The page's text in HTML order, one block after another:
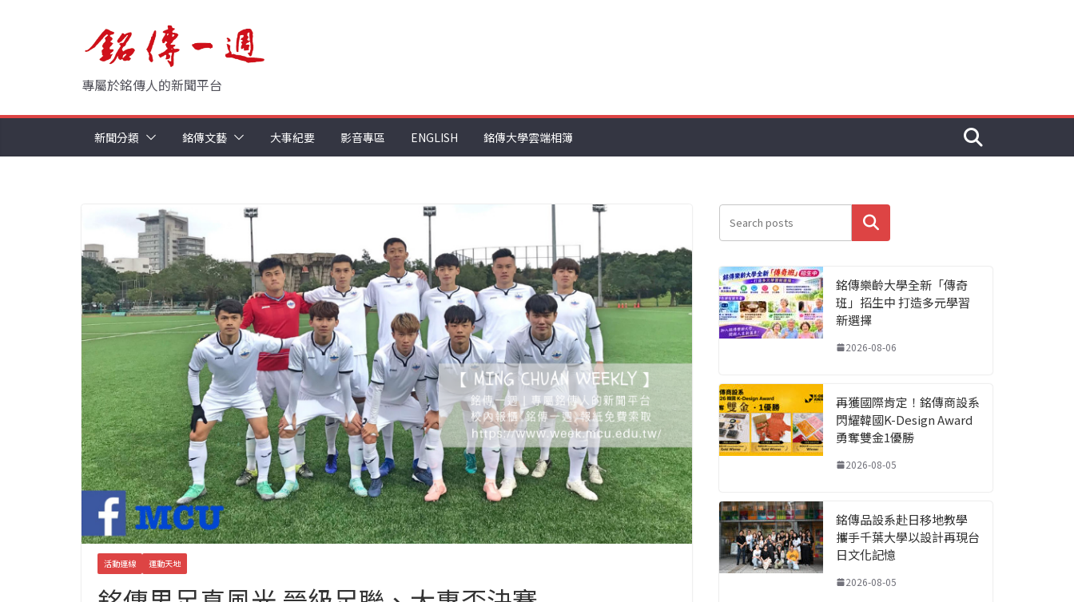
專屬於銘傳人的新聞平台
新聞分類 銘傳文藝 大事紀要 影音專區 ENGLISH 銘傳大學雲端相簿
活動連線 運動天地
搜尋
銘傳樂齡大學全新「傳奇
班」招生中 打造多元學習
新選擇
2026-08-06
再獲國際肯定！銘傳商設系
閃耀韓國K-Design Award
勇奪雙金1優勝
2026-08-05
銘傳品設系赴日移地教學
攜手千葉大學以設計再現台
日文化記憶
2026-08-05